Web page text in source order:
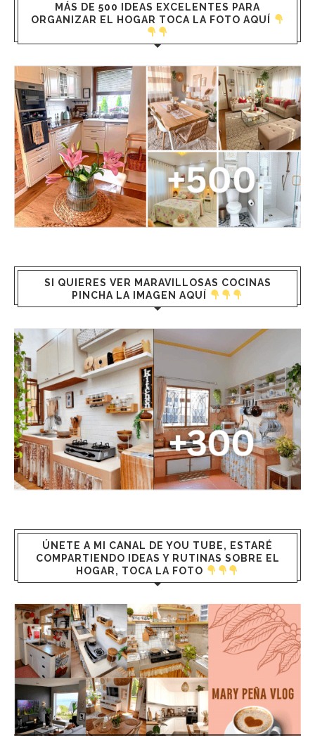
MÁS DE 500 IDEAS EXCELENTES PARA
ORGANIZAR EL HOGAR TOCA LA FOTO AQUÍ
SI QUIERES VER MARAVILLOSAS COCINAS
PINCHA LA IMAGEN AQUÍ
ÚNETE A MI CANAL DE YOU TUBE, ESTARÉ
COMPARTIENDO IDEAS Y RUTINAS SOBRE EL
HOGAR, TOCA LA FOTO